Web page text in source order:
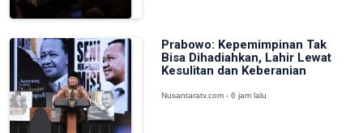
Prabowo: Kepemimpinan Tak
Bisa Dihadiahkan, Lahir Lewat
Kesulitan dan Keberanian
Nusantaratv.com - 6 jam lalu